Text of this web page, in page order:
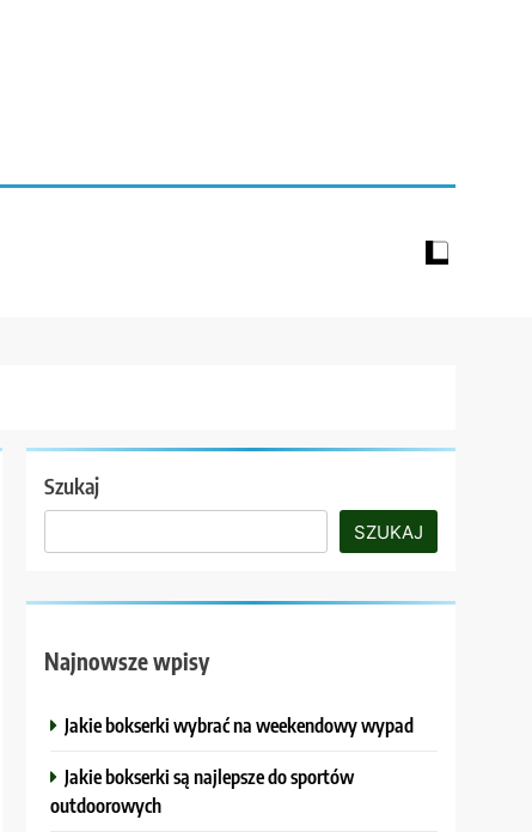
Szukaj
SZUKAJ
Najnowsze wpisy
Jakie bokserki wybrać na weekendowy wypad
Jakie bokserki są najlepsze do sportów
outdoorowych